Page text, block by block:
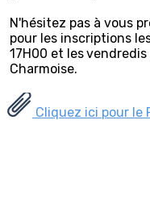
N'hésitez pas à vous
pour les inscriptions
17H00 et lesvendredis
Charmoise.
Cliquez ici pour le